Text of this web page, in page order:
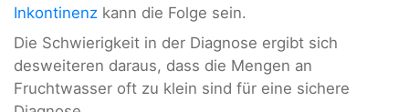
Inkontinenz kann die Folge sein.
Die Schwierigkeit in der Diagnose ergibt sich
desweiteren daraus, dass die Mengen an
Fruchtwasser oft zu klein sind für eine sichere